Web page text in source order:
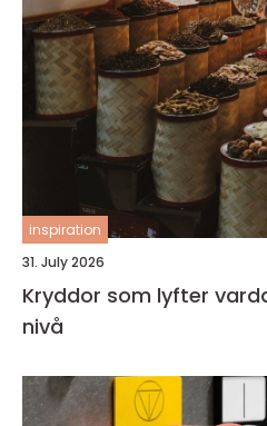
inspiration
31. July 2026
Kryddor som lyfter
nivå